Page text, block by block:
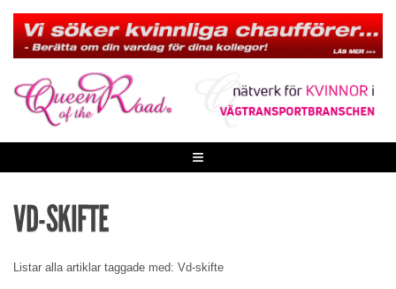
content
≡
VD-SKIFTE
Listar alla artiklar taggade med: Vd-skifte